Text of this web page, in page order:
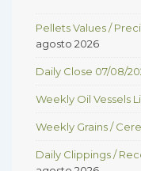
Pellets Values /
agosto 2026
Daily Close 07/08/
Weekly Oil Vessels
Weekly Grains /
Daily Clippings /